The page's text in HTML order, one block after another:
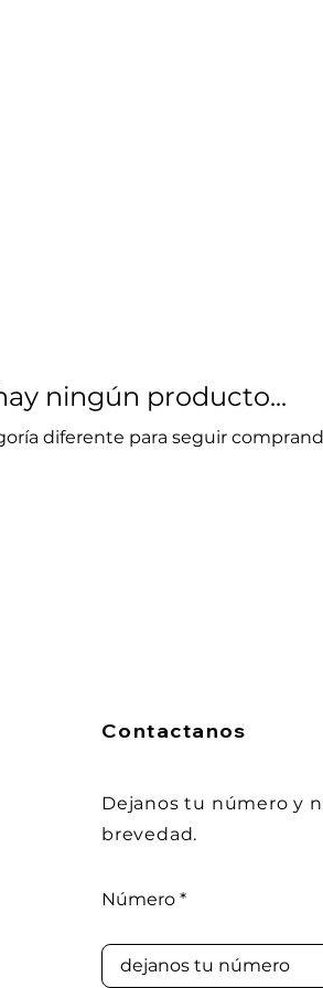
ningún producto...
diferente para seguir
Contactanos
Dejanos tu número y
brevedad.
Número